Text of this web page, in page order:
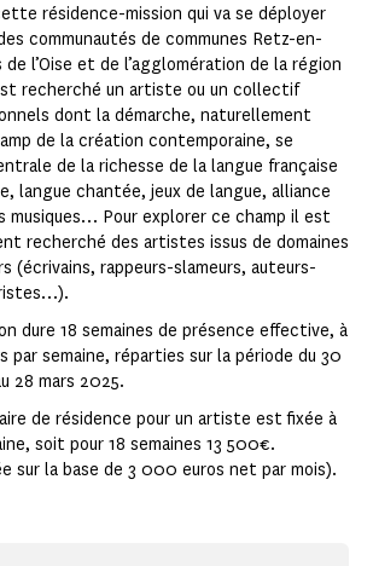
résidence-mission qui va se déployer
communautés de communes Retz-en-
de l’Oise et de l’agglomération de la région
recherché un artiste ou un collectif
dont la démarche, naturellement
de la création contemporaine, se
de la richesse de la langue française
langue chantée, jeux de langue, alliance
musiques… Pour explorer ce champ il est
recherché des artistes issus de domaines
(écrivains, rappeurs-slameurs, auteurs-
dure 18 semaines de présence effective, à
par semaine, réparties sur la période du 30
28 mars 2025.
de résidence pour un artiste est fixée à
soit pour 18 semaines 13 500€.
sur la base de 3 000 euros net par mois).